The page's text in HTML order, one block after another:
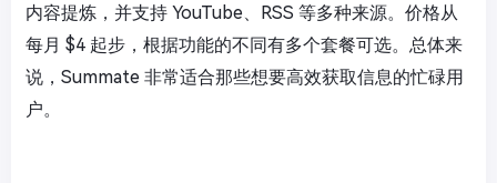
内容提炼，并支持 YouTube、RSS 等多种来源。价格从
每月 $4 起步，根据功能的不同有多个套餐可选。总体来
说，Summate 非常适合那些想要高效获取信息的忙碌用
户。